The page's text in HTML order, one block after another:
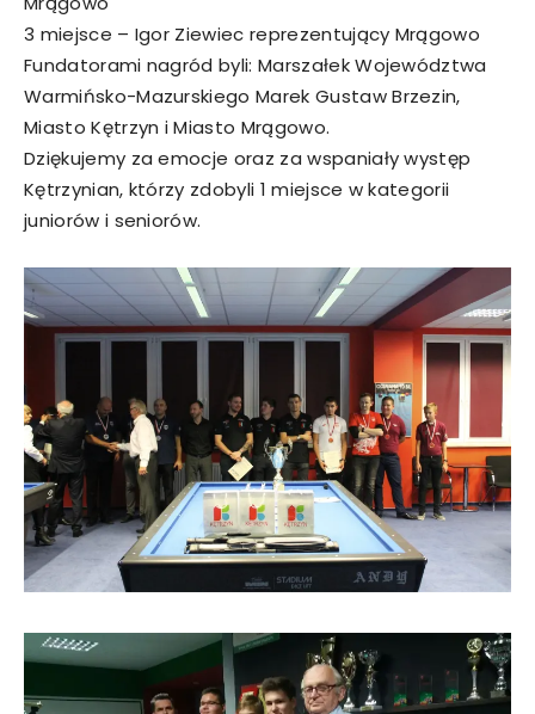
3 miejsce – Igor Ziewiec reprezentujący Mrągowo
Fundatorami nagród byli: Marszałek Województwa
Warmińsko-Mazurskiego Marek Gustaw Brzezin,
Miasto Kętrzyn i Miasto Mrągowo.
Dziękujemy za emocje oraz za wspaniały występ
Kętrzynian, którzy zdobyli 1 miejsce w kategorii
juniorów i seniorów.